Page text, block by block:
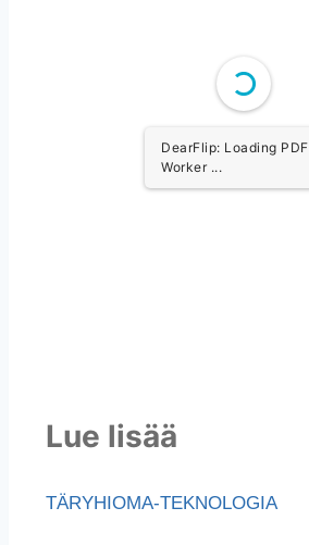
DearFlip: Loading PDF
Worker ...
Lue lisää
TÄRYHIOMA-TEKNOLOGIA